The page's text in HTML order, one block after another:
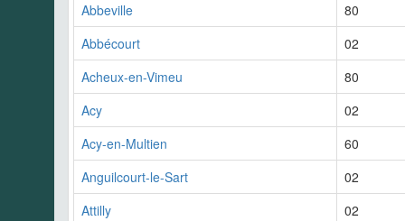
Abbeville
80
Abbécourt
02
Acheux-en-Vimeu
80
Acy
02
Acy-en-Multien
60
Anguilcourt-le-Sart
02
Attilly
02